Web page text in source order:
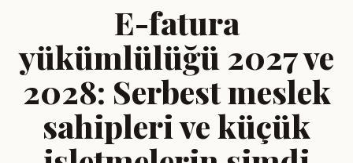
E-fatura
yükümlülüğü 2027 ve
2028: Serbest meslek
sahipleri ve küçük